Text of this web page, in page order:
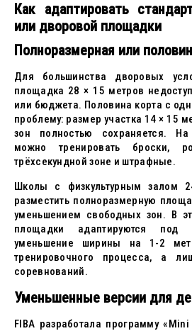
Как адаптировать
или дворовой площадки
Полноразмерная или
Для большинства дворовых
площадка 28 × 15 метров
или бюджета. Половина корта с
проблему: размер участка 14 × 15
зон полностью сохраняется. На
можно тренировать броски,
трёхсекундной зоне и штрафные.
Школы с физкультурным залом
разместить полноразмерную
уменьшением свободных зон. В
площадки адаптируются под
уменьшение ширины на 1-2
тренировочного процесса, а
соревнований.
Уменьшенные версии для
FIBA разработала программу